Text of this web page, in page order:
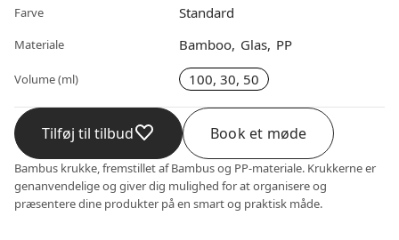
Farve Standard
Materiale Bamboo Glas PP
Volume (ml) 100, 30, 50
Tilføj til tilbud Book et møde
Bambus krukke, fremstillet af Bambus og PP-materiale. Krukkerne er
genanvendelige og giver dig mulighed for at organisere og
præsentere dine produkter på en smart og praktisk måde.